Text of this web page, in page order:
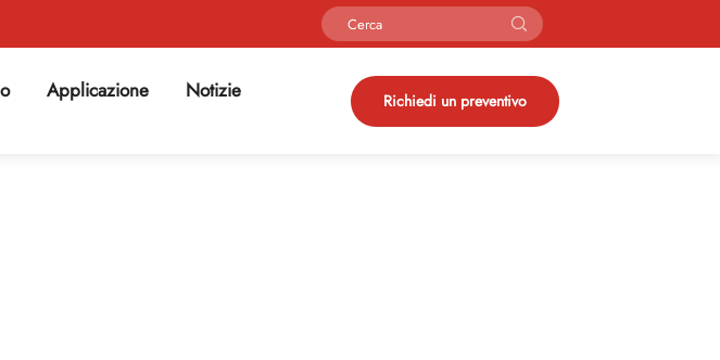
Applicazione
Notizie
Richiedi un preventivo